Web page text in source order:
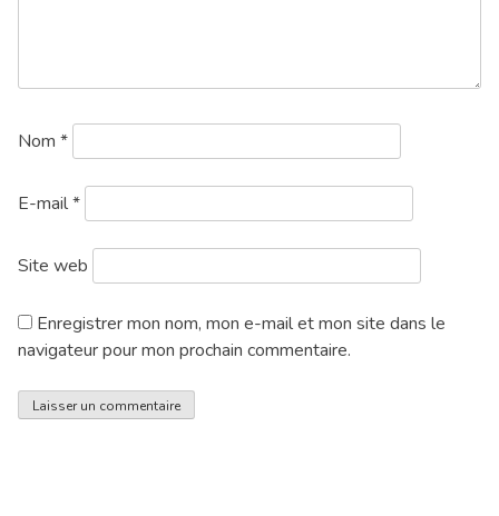
Nom *
E-mail*
Site web
Enregistrer mon nom, mon e-mail et mon site dans le
navigateur pour mon prochain commentaire.